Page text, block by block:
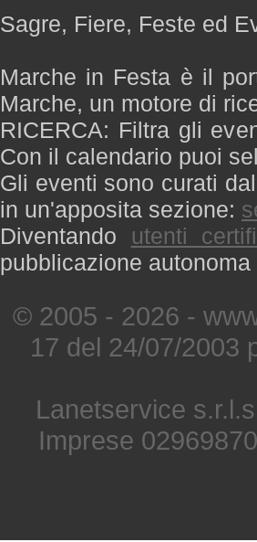
Sagre, Fiere, Feste ed
Marche in Festa è il
Marche, un motore di
RICERCA: Filtra gli
Con il calendario puoi
Gli eventi sono curati
in un'apposita sezione:
Diventando utenti
pubblicazione
© 2005 - 2026 -
17 del 24/07/2003
Lanetservice
Imprese